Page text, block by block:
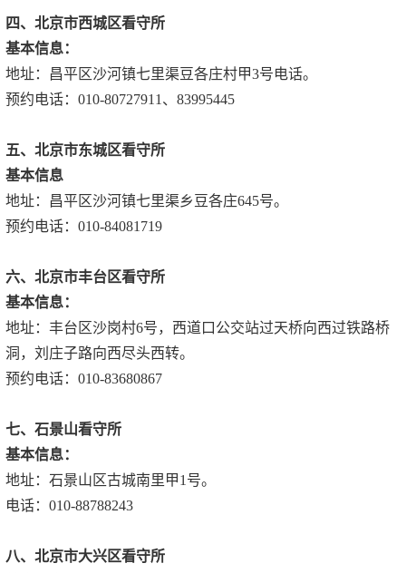
四、北京市西城区看守所
基本信息：
地址：昌平区沙河镇七里渠豆各庄村甲3号电话。
预约电话：010-80727911、83995445
五、北京市东城区看守所
基本信息
地址：昌平区沙河镇七里渠乡豆各庄645号。
预约电话：010-84081719
六、北京市丰台区看守所
基本信息：
地址：丰台区沙岗村6号，西道口公交站过天桥向西过铁路桥
洞，刘庄子路向西尽头西转。
预约电话：010-83680867
七、石景山看守所
基本信息：
地址：石景山区古城南里甲1号。
电话：010-88788243
八、北京市大兴区看守所